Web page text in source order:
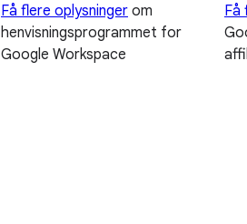
Få flere oplysninger om
henvisningsprogrammet for
Google Workspace
Få